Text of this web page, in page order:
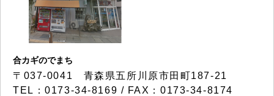
合カギのでまち
〒037-0041 青森県五所川原市田町187-21
TEL：0173-34-8169 / FAX：0173-34-8174